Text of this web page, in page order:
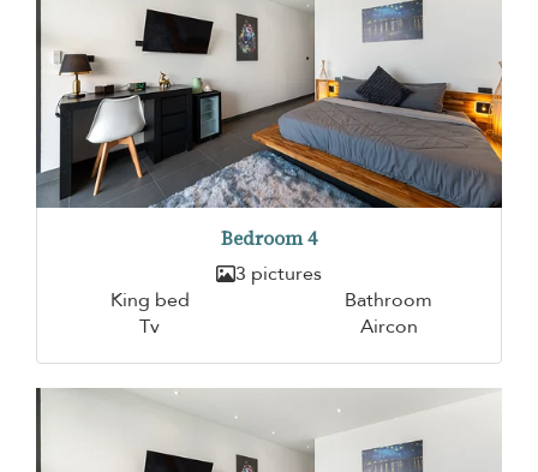
Bedroom 4
3 pictures
King bed
Bathroom
Tv
Aircon